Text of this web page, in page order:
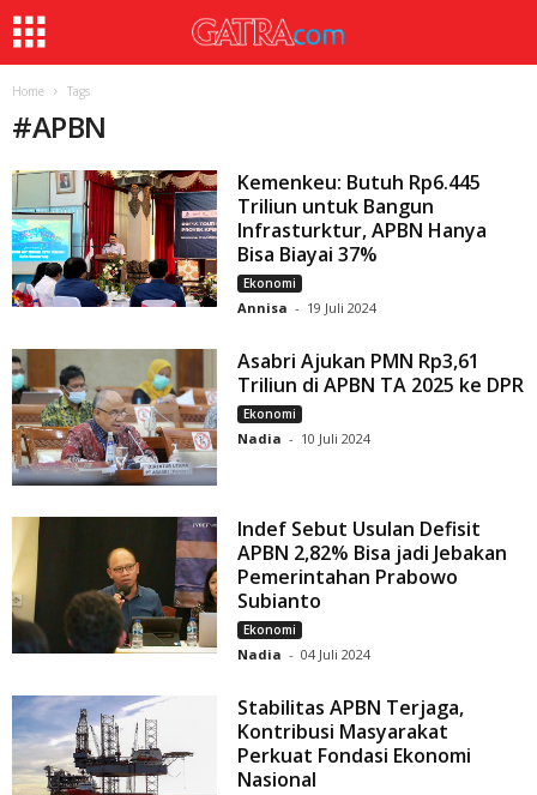
Home Tags
#APBN
Kemenkeu: Butuh Rp6.445
Triliun untuk Bangun
Infrasturktur, APBN Hanya
Bisa Biayai 37%
Ekonomi
Annisa - 19 Juli 2024
Asabri Ajukan PMN Rp3,61
Triliun di APBN TA 2025 ke DPR
Ekonomi
Nadia - 10 Juli 2024
Indef Sebut Usulan Defisit
APBN 2,82% Bisa jadi Jebakan
Pemerintahan Prabowo
Subianto
Ekonomi
Nadia - 04 Juli 2024
Stabilitas APBN Terjaga,
Kontribusi Masyarakat
Perkuat Fondasi Ekonomi
Nasional